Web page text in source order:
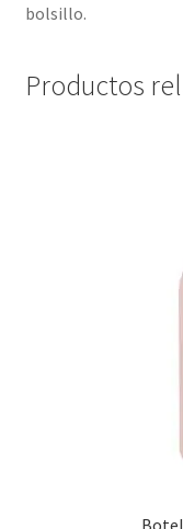
bolsillo.
Productos